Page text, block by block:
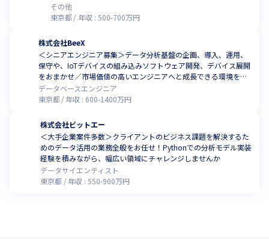
その他
東京都
年収 : 500-700万円
株式会社BeeX
＜シニアエンジニア募集＞データ分析基盤の企画、導入、運用、
保守や、IoTデバイスの組み込みソフトウェア開発、デバイス展開
をおまかせ／市場価値の高いエンジニアへと成長できる環境を用
意しています
データベースエンジニア
東京都
年収 : 600-1400万円
株式会社ビットエー
＜大手企業案件多数＞クライアントのビジネス課題を解決するた
めのデータ活用の業務全般をお任せ！Pythonでの分析モデル実装
経験を積みながら、幅広い領域にチャレンジしませんか
データサイエンティスト
東京都
年収 :550-900万円